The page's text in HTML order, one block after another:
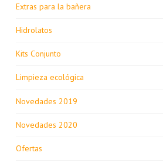
Extras para la bañera
Hidrolatos
Kits Conjunto
Limpieza ecológica
Novedades 2019
Novedades 2020
Ofertas